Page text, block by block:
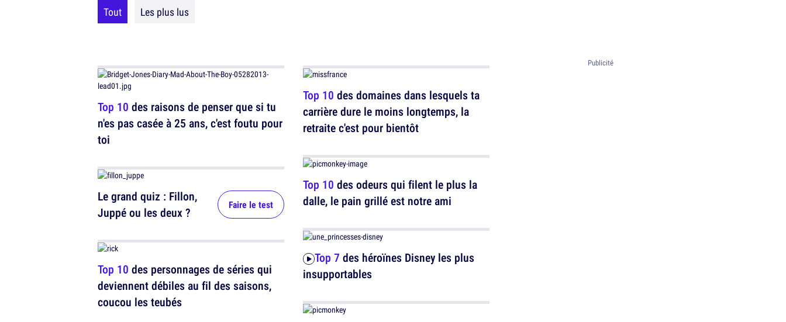
Tout Les plus lus
Top 10 des raisons de penser que si tu
n'es pas casée à 25 ans, c'est foutu pour
toi
Le grand quiz : Fillon,
Juppé ou les deux ?
Faire le test
Top 10 des personnages de séries qui
deviennent débiles au fil des saisons,
coucou les teubés
Top 10 des domaines dans lesquels ta
carrière dure le moins longtemps, la
retraite c'est pour bientôt
Top 10 des odeurs qui filent le plus la
dalle, le pain grillé est notre ami
Top 7 des héroïnes Disney les plus
insupportables